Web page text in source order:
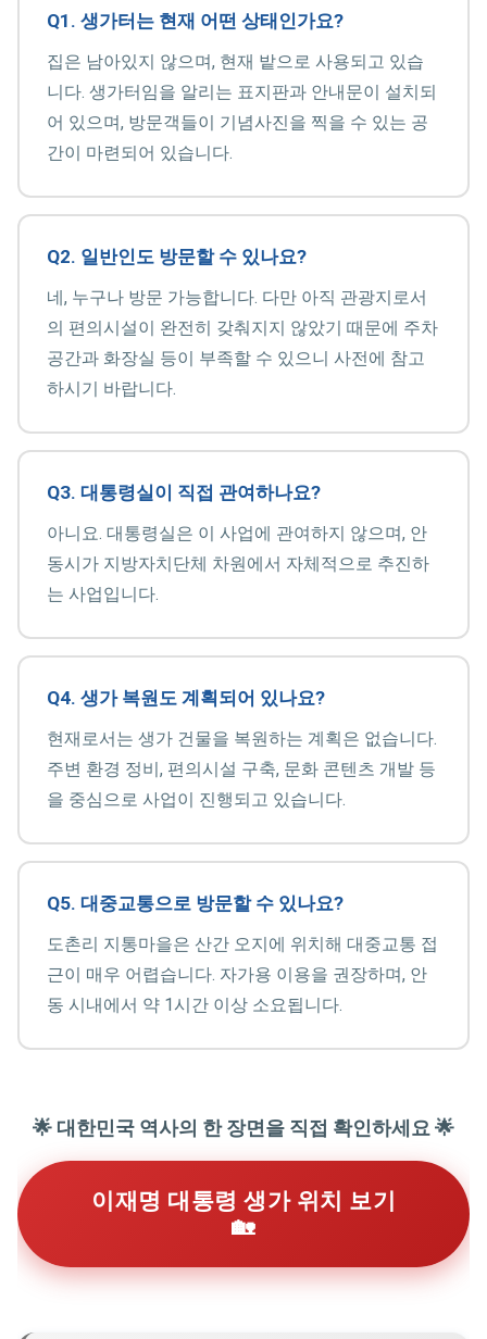
Q1. 생가터는 현재 어떤 상태인가요?
집은 남아있지 않으며, 현재 밭으로 사용되고 있습
니다. 생가터임을 알리는 표지판과 안내문이 설치되
어 있으며, 방문객들이 기념사진을 찍을 수 있는 공
간이 마련되어 있습니다.
Q2. 일반인도 방문할 수 있나요?
네, 누구나 방문 가능합니다. 다만 아직 관광지로서
의 편의시설이 완전히 갖춰지지 않았기 때문에 주차
공간과 화장실 등이 부족할 수 있으니 사전에 참고
하시기 바랍니다.
Q3. 대통령실이 직접 관여하나요?
아니요. 대통령실은 이 사업에 관여하지 않으며, 안
동시가 지방자치단체 차원에서 자체적으로 추진하
는 사업입니다.
Q4. 생가 복원도 계획되어 있나요?
현재로서는 생가 건물을 복원하는 계획은 없습니다.
주변 환경 정비, 편의시설 구축, 문화 콘텐츠 개발 등
을 중심으로 사업이 진행되고 있습니다.
Q5. 대중교통으로 방문할 수 있나요?
도촌리 지통마을은 산간 오지에 위치해 대중교통 접
근이 매우 어렵습니다. 자가용 이용을 권장하며, 안
동 시내에서 약 1시간 이상 소요됩니다.
🌟 대한민국 역사의 한 장면을 직접 확인하세요 🌟
이재명 대통령 생가 위치 보기
🏡